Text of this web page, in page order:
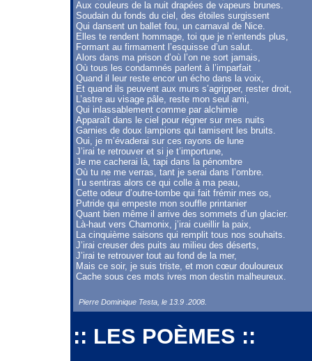
Aux couleurs de la nuit drapées de vapeurs brunes.
Soudain du fonds du ciel, des étoiles surgissent
Qui dansent un ballet fou, un carnaval de Nice.
Elles te rendent hommage, toi que je n’entends plus,
Formant au firmament l’esquisse d’un salut.
Alors dans ma prison d’où l’on ne sort jamais,
Où tous les condamnés parlent à l’imparfait
Quand il leur reste encor un écho dans la voix,
Et quand ils peuvent aux murs s’agripper, rester droit,
L’astre au visage pâle, reste mon seul ami,
Qui inlassablement comme par alchimie
Apparaît dans le ciel pour régner sur mes nuits
Garnies de doux lampions qui tamisent les bruits.
Oui, je m’évaderai sur ces rayons de lune
J’irai te retrouver et si je t’importune,
Je me cacherai là, tapi dans la pénombre
Où tu ne me verras, tant je serai dans l’ombre.
Tu sentiras alors ce qui colle à ma peau,
Cette odeur d’outre-tombe qui fait frémir mes os,
Putride qui empeste mon souffle printanier
Quant bien même il arrive des sommets d’un glacier.
Là-haut vers Chamonix, j’irai cueillir la paix,
La cinquième saisons qui remplit tous nos souhaits.
J’irai creuser des puits au milieu des déserts,
J’irai te retrouver tout au fond de la mer,
Mais ce soir, je suis triste, et mon cœur douloureux
Cache sous ces mots ivres mon destin malheureux.
Pierre Dominique Testa, le 13.9 .2008.
:: LES POÈMES ::